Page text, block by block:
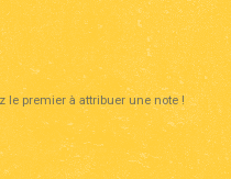
le premier à attribuer une note !